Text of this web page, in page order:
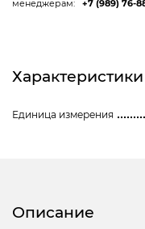
менеджерам:
+7 (989) 76-
Характеристики
Единица измерения
Описание